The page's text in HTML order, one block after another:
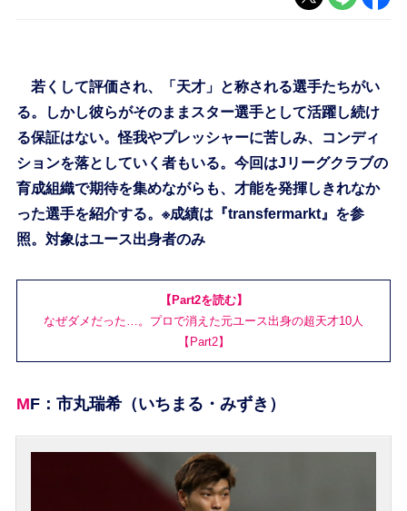
若くして評価され、「天才」と称される選手たちがい
る。しかし彼らがそのままスター選手として活躍し続け
る保証はない。怪我やプレッシャーに苦しみ、コンディ
ションを落としていく者もいる。今回はJリーグクラブの
育成組織で期待を集めながらも、才能を発揮しきれなか
った選手を紹介する。※成績は『transfermarkt』を参
照。対象はユース出身者のみ
【Part2を読む】
なぜダメだった…。プロで消えた元ユース出身の超天才10人
【Part2】
MF：市丸瑞希（いちまる・みずき）